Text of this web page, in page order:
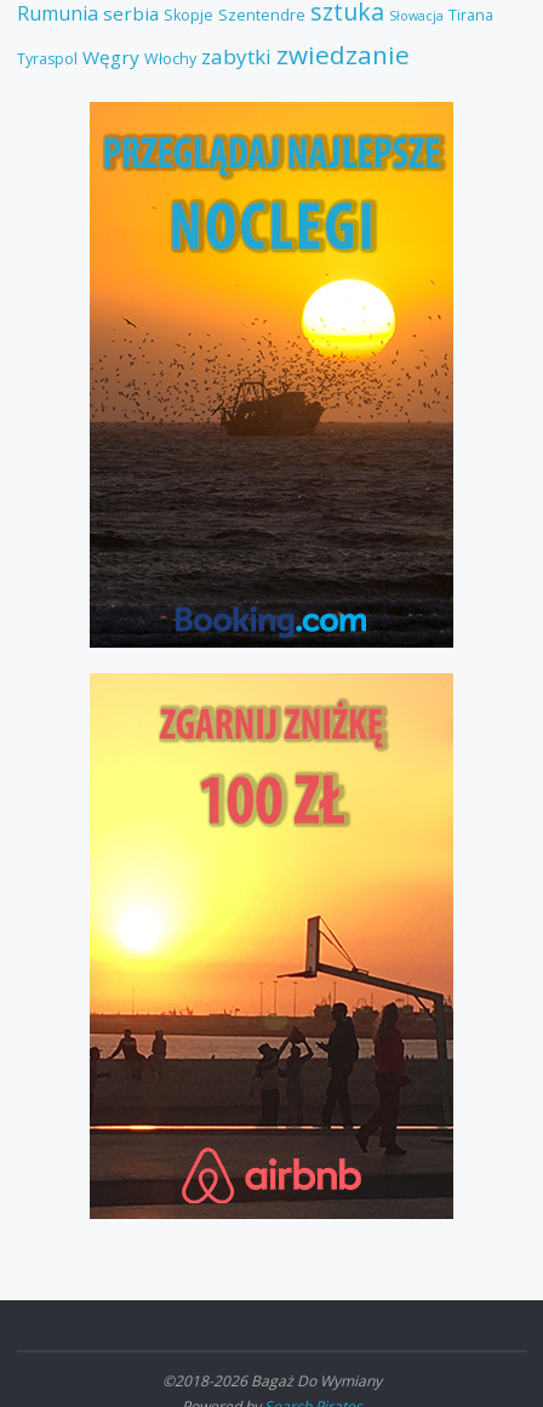
Rumunia serbia Skopje Szentendre sztuka Słowacja Tirana
Tyraspol Węgry Włochy zabytki zwiedzanie
©2018-2026 Bagaż Do Wymiany